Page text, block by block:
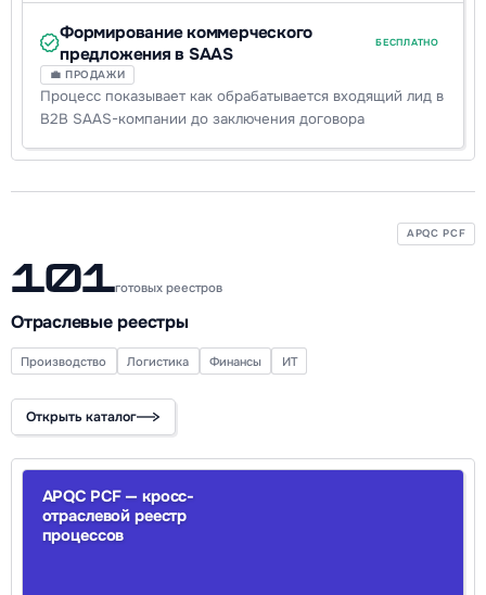
Формирование коммерческого
предложения в SAAS
БЕСПЛАТНО
💼 ПРОДАЖИ
Процесс показывает как обрабатывается входящий лид в
B2B SAAS-компании до заключения договора
APQC PCF
101готовых реестров
Отраслевые реестры
Производство Логистика Финансы ИТ
Открыть каталог
APQC PCF — кросс-
отраслевой реестр
процессов